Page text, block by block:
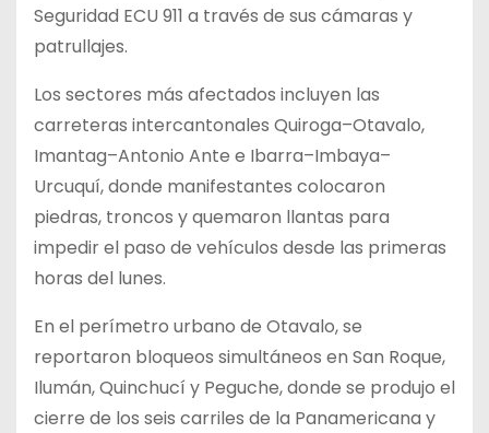
Seguridad ECU 911 a través de sus cámaras y
patrullajes.
Los sectores más afectados incluyen las
carreteras intercantonales Quiroga–Otavalo,
Imantag–Antonio Ante e Ibarra–Imbaya–
Urcuquí, donde manifestantes colocaron
piedras, troncos y quemaron llantas para
impedir el paso de vehículos desde las primeras
horas del lunes.
En el perímetro urbano de Otavalo, se
reportaron bloqueos simultáneos en San Roque,
Ilumán, Quinchucí y Peguche, donde se produjo el
cierre de los seis carriles de la Panamericana y